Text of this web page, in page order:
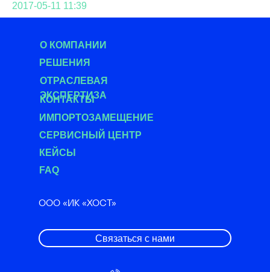
2017-05-11 11:39
Связаться с нами
ООО «ИК «ХОСТ»
О КОМПАНИИ
РЕШЕНИЯ
ОТРАСЛЕВАЯ
ЭКСПЕРТИЗА
КОНТАКТЫ
ИМПОРТОЗАМЕЩЕНИЕ
СЕРВИСНЫЙ ЦЕНТР
КЕЙСЫ
FAQ